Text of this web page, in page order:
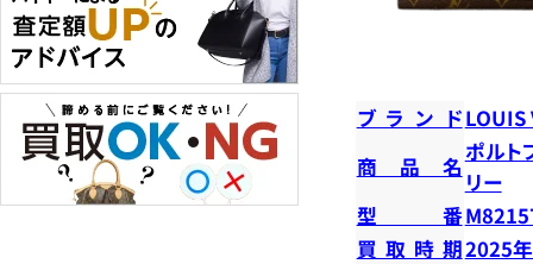
ブランドLOUIS
商品名
ポルト
リー
型番
買取時期2025